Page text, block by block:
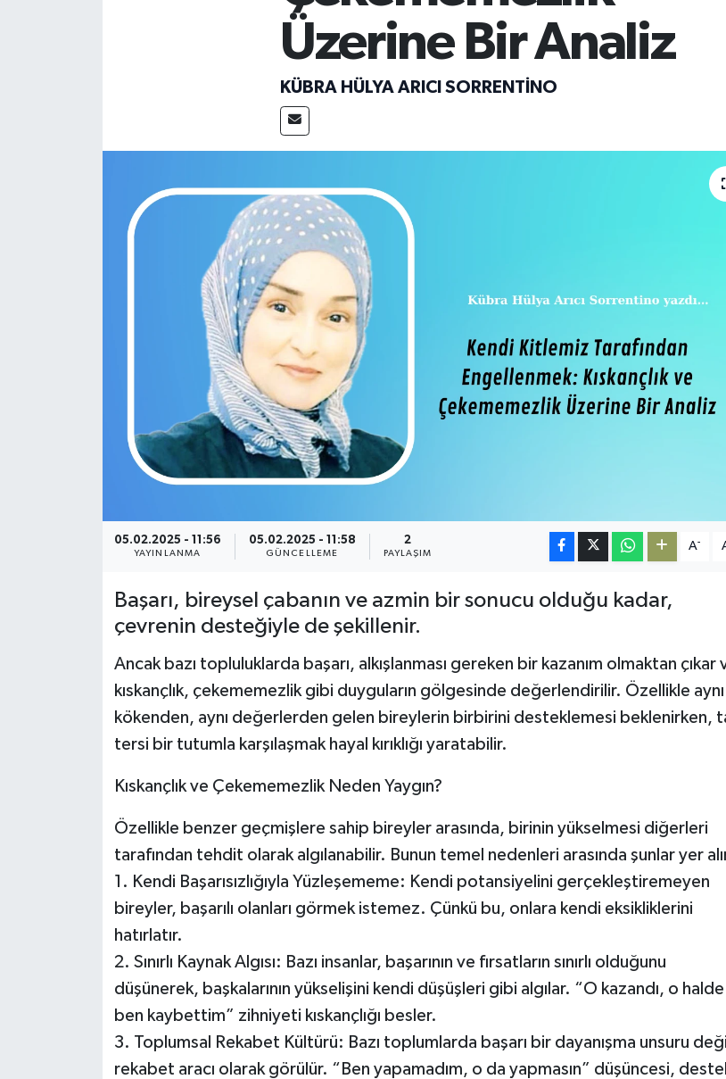
Üzerine Bir Analiz
KÜBRA HÜLYA ARICI SORRENTINO
05.02.2025 - 11:56
YAYINLANMA
05.02.2025 - 11:58
GÜNCELLEME
2
PAYLAŞIM
A-
Başarı, bireysel çabanın ve azmin bir sonucu olduğu kadar,
çevrenin desteğiyle de şekillenir.
Ancak bazı topluluklarda başarı, alkışlanması gereken bir kazanım olmaktan çıkar
kıskançlık, çekememezlik gibi duyguların gölgesinde değerlendirilir. Özellikle aynı
kökenden, aynı değerlerden gelen bireylerin birbirini desteklemesi beklenirken,
tersi bir tutumla karşılaşmak hayal kırıklığı yaratabilir.
Kıskançlık ve Çekememezlik Neden Yaygın?
Özellikle benzer geçmişlere sahip bireyler arasında, birinin yükselmesi diğerleri
tarafından tehdit olarak algılanabilir. Bunun temel nedenleri arasında şunlar yer
1. Kendi Başarısızlığıyla Yüzleşememe: Kendi potansiyelini gerçekleştiremeyen
bireyler, başarılı olanları görmek istemez. Çünkü bu, onlara kendi eksikliklerini
hatırlatır.
2. Sınırlı Kaynak Algısı: Bazı insanlar, başarının ve fırsatların sınırlı olduğunu
düşünerek, başkalarının yükselişini kendi düşüşleri gibi algılar. “O kazandı, o halde
ben kaybettim” zihniyeti kıskançlığı besler.
3. Toplumsal Rekabet Kültürü: Bazı toplumlarda başarı bir dayanışma unsuru
rekabet aracı olarak görülür. “Ben yapamadım, o da yapmasın” düşüncesi,